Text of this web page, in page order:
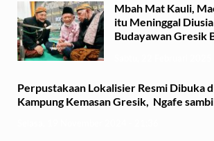
Mbah Mat Kauli,
itu Meninggal
Budayawan Gresik
Perpustakaan Lokalisier Resmi Dibuka
Kampung Kemasan Gresik, Ngafe